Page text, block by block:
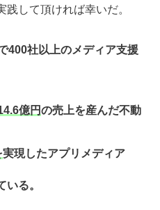
して頂ければ幸いだ。
400社以上のメディア支援
億円の売上を産んだ不動
実現したアプリメディア
る。